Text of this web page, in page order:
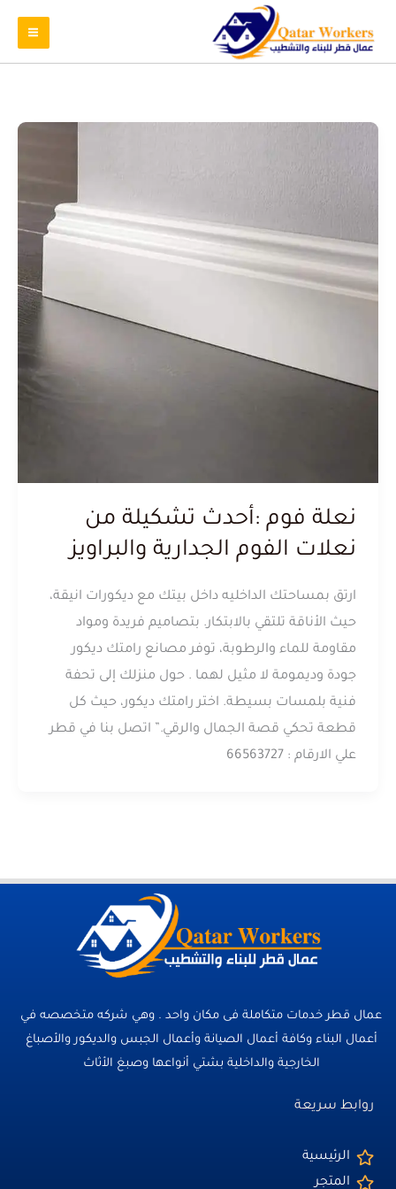
نعلة فوم :أحدث تشكيلة من
نعلات الفوم الجدارية والبراويز
ارتق بمساحتك الداخليه داخل بيتك مع ديكورات انيقة،
حيث الأناقة تلتقي بالابتكار. بتصاميم فريدة ومواد
مقاومة للماء والرطوبة، توفر مصانع رامتك ديكور
جودة وديمومة لا مثيل لهما . حول منزلك إلى تحفة
فنية بلمسات بسيطة. اختر رامتك ديكور، حيث كل
قطعة تحكي قصة الجمال والرقي.” اتصل بنا في قطر
علي الارقام : 66563727
عمال قطر خدمات متكاملة فى مكان واحد . وهي شركه متخصصه في
أعمال البناء وكافة أعمال الصيانة وأعمال الجبس والديكور والأصباغ
الخارجية والداخلية بشتي أنواعها وصبغ الأثاث
روابط سريعة
الرئيسية
المتجر